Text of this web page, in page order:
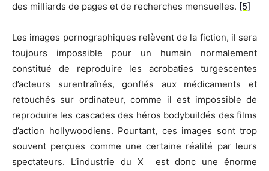
des milliards de pages et de recherches mensuelles. [5]
Les images pornographiques relèvent de la fiction, il sera
toujours impossible pour un humain normalement
constitué de reproduire les acrobaties turgescentes
d’acteurs surentraînés, gonflés aux médicaments et
retouchés sur ordinateur, comme il est impossible de
reproduire les cascades des héros bodybuildés des films
d’action hollywoodiens. Pourtant, ces images sont trop
souvent perçues comme une certaine réalité par leurs
spectateurs. L’industrie du X est donc une énorme